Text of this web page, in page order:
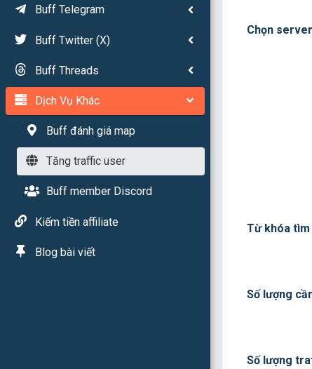
Buff Telegram
Buff Twitter (X)
Buff Threads
Dịch Vụ Khác
Buff đánh giá map
Tăng traffic user
Buff member Discord
Kiếm tiền affiliate
Blog bài viết
Chọn
Từ khóa tìm
Số lượng
Số lượng